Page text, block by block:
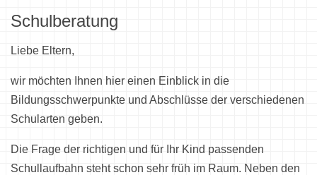
Schulberatung
Liebe Eltern,
wir möchten Ihnen hier einen Einblick in die
Bildungsschwerpunkte und Abschlüsse der verschiedenen
Schularten geben.
Die Frage der richtigen und für Ihr Kind passenden
Schullaufbahn steht schon sehr früh im Raum. Neben den